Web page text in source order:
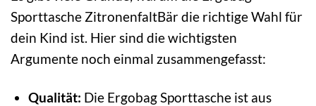
Sporttasche ZitronenfaltBär die richtige Wahl für
dein Kind ist. Hier sind die wichtigsten
Argumente noch einmal zusammengefasst:
Qualität: Die Ergobag Sporttasche ist aus